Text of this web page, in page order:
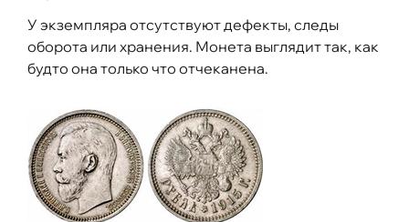
У экземпляра отсутствуют дефекты, следы
оборота или хранения. Монета выглядит так, как
будто она только что отчеканена.